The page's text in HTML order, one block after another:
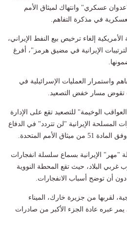
"عدوان عسكري" وانتهاك لميثاق الأمم
في مذكرة التفاهم.
إلغاء ترخيص بيع النفط الإيراني،
الإيرانية في مضيق هرمز"، أفرغ
واستمرار العمليات الإسرائيلية في
تقوض مسار خفض التصعيد.
الوخيمة" للتصعيد تقع على الإدارة
المسلحة الإيرانية "لن تتردد" في الدفاع
الأمم المتحدة.
"مهر" الإيرانية بسماع سلسلة انفجارات
البلاد، حيث تقع المحطة النووية
أن توضح أسباب الانفجارات.
لقربها من جزيرة خارك، الميناء
يمر عبره عادة الجزء الأكبر من صادرات